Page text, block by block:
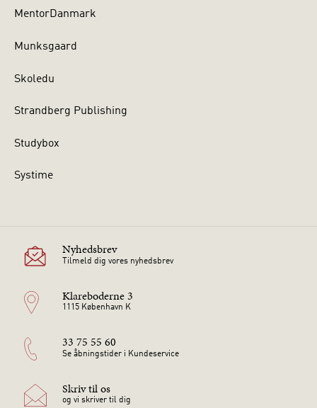
MentorDanmark
Munksgaard
Skoledu
Strandberg Publishing
Studybox
Systime
Nyhedsbrev
Tilmeld dig vores nyhedsbrev
Klareboderne 3
1115 København K
33 75 55 60
Se åbningstider i Kundeservice
Skriv til os
og vi skriver til dig